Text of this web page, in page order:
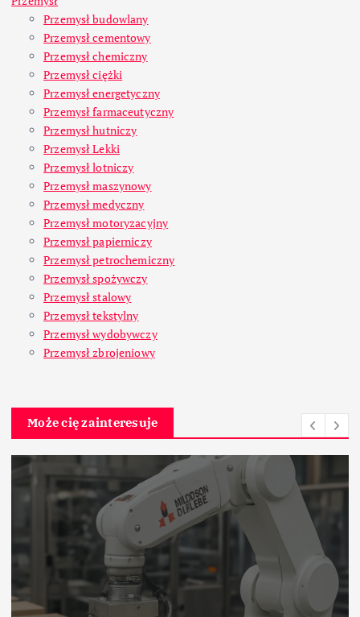
Przemysł budowlany
Przemysł cementowy
Przemysł chemiczny
Przemysł ciężki
Przemysł energetyczny
Przemysł farmaceutyczny
Przemysł hutniczy
Przemysł Lekki
Przemysł lotniczy
Przemysł maszynowy
Przemysł medyczny
Przemysł motoryzacyjny
Przemysł papierniczy
Przemysł petrochemiczny
Przemysł spożywczy
Przemysł stalowy
Przemysł tekstylny
Przemysł wydobywczy
Przemysł zbrojeniowy
Może cię zainteresuje